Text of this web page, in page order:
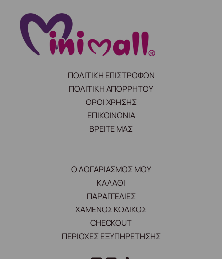
ΠΟΛΙΤΙΚΗ ΕΠΙΣΤΡΟΦΩΝ
ΠΟΛΙΤΙΚΗ ΑΠΟΡΡΗΤΟΥ
ΟΡΟΙ ΧΡΗΣΗΣ
ΕΠΙΚΟΙΝΩΝΙΑ
ΒΡΕΙΤΕ ΜΑΣ
Ο ΛΟΓΑΡΙΑΣΜΟΣ ΜΟΥ
ΚΑΛΑΘΙ
ΠΑΡΑΓΓΕΛΙΕΣ
ΧΑΜΕΝΟΣ ΚΩΔΙΚΟΣ
CHECKOUT
ΠΕΡΙΟΧΕΣ ΕΞΥΠΗΡΕΤΗΣΗΣ